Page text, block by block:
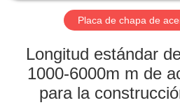
SOBRE
NOSOTROS
RECORRIDO
Placa de chapa de
Longitud estándar
1000-6000m m de
para la